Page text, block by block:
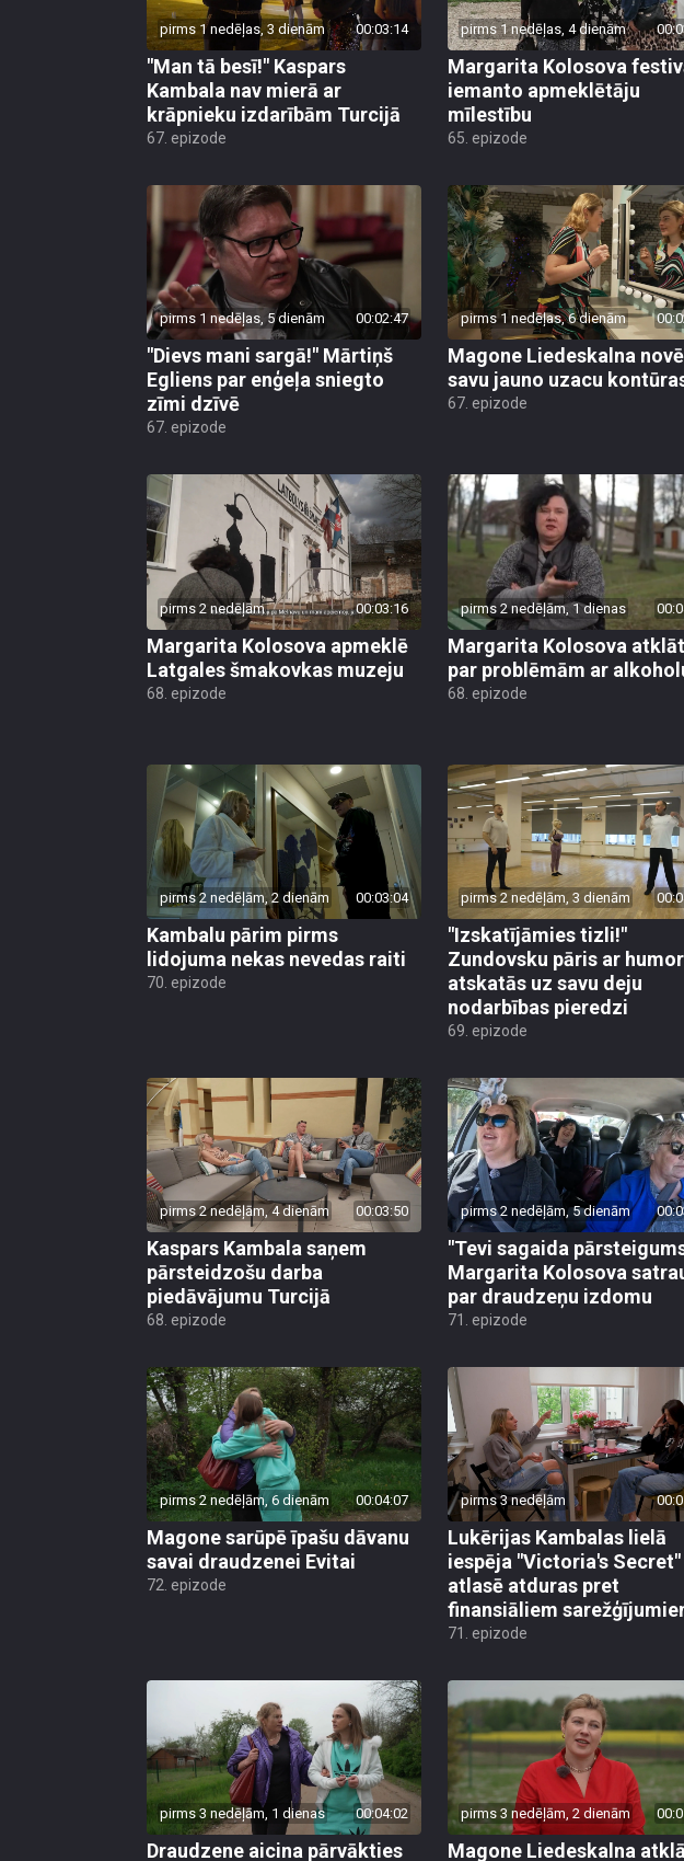
pirms 1 nedēļas, 3 dienām 00:03:14
"Man tā besī!" Kaspars
Kambala nav mierā ar
krāpnieku izdarībām Turcijā
67. epizode
pirms 1 nedēļas, 4 dienām
Margarita Kolosova
iemanto apmeklētāju
mīlestību
65. epizode
pirms 1 nedēļas, 5 dienām 00:02:47
"Dievs mani sargā!" Mārtiņš
Egliens par enģeļa sniegto
zīmi dzīvē
67. epizode
pirms 1 nedēļas, 6 dienām
Magone Liedeskalna
savu jauno uzacu
67. epizode
pirms 2 nedēļām 00:03:16
Margarita Kolosova apmeklē
Latgales šmakovkas muzeju
68. epizode
pirms 2 nedēļām, 1 dienas
Margarita Kolosova
par problēmām ar
68. epizode
pirms 2 nedēļām, 2 dienām 00:03:04
Kambalu pārim pirms
lidojuma nekas nevedas raiti
70. epizode
pirms 2 nedēļām, 3 dienām
"Izskatījāmies tizli!"
Zundovsku pāris ar
atskatās uz savu deju
nodarbības pieredzi
69. epizode
pirms 2 nedēļām, 4 dienām 00:03:50
Kaspars Kambala saņem
pārsteidzošu darba
piedāvājumu Turcijā
68. epizode
pirms 2 nedēļām, 5 dienām
"Tevi sagaida
Margarita Kolosova
par draudzeņu izdomu
71. epizode
pirms 2 nedēļām, 6 dienām 00:04:07
Magone sarūpē īpašu dāvanu
savai draudzenei Evitai
72. epizode
pirms 3 nedēļām
Lukērijas Kambalas lielā
iespēja "Victoria's Secret"
atlasē atduras pret
finansiāliem
71. epizode
pirms 3 nedēļām, 1 dienas 00:04:02
Draudzene aicina pārvākties
pirms 3 nedēļām, 2 dienām
Magone Liedeskalna